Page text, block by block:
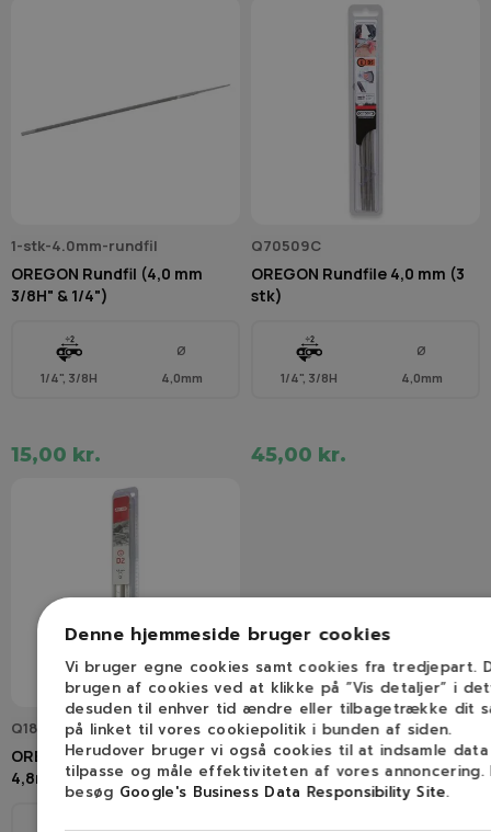
1-stk-4.0mm-rundfil
OREGON Rundfil (4,0 mm
3/8H" & 1/4")
1/4", 3/8H
Ø
4,0mm
15,00 kr.
Q70509C
OREGON Rundfile 4,0 mm (3
stk)
1/4", 3/8H
Ø
4,0mm
45,00 kr.
Q18228C
OREGON Q18228C Filelære
4,8mm
Denne hjemmeside bruger cookies
Vi bruger egne cookies samt cookies fra tredjepart.
brugen af cookies ved at klikke på ”Vis detaljer” i
desuden til enhver tid ændre eller tilbagetrække dit
på linket til vores cookiepolitik i bunden af siden.
Herudover bruger vi også cookies til at indsamle
tilpasse og måle effektiviteten af vores annoncering.
besøg Google's Business Data Responsibility Site.